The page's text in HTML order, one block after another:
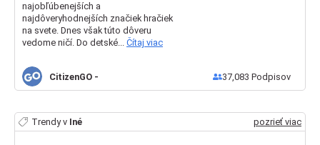
najobľúbenejších a
najdôveryhodnejších značiek hračiek
na svete. Dnes však túto dôveru
vedome ničí. Do detské... Čítaj viac
CitizenGO - 37,083 Podpisov
Trendy v Iné pozrieť viac